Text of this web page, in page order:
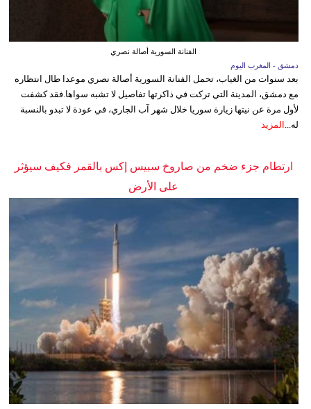
الفنانة السورية أصالة نصري
دمشق - المغرب اليوم
بعد سنوات من الغياب، تحمل الفنانة السورية أصالة نصري موعدا طال انتظاره
مع دمشق، المدينة التي تركت في ذاكرتها تفاصيل لا تشبه سواها.فقد كشفت
لأول مرة عن نيتها زيارة سوريا خلال شهر آب الجاري، في عودة لا تبدو بالنسبة
له... المزيد
ارتطام جزء ضخم من صاروخ سبيس إكس بالقمر فكيف سيؤثر
على الأرض